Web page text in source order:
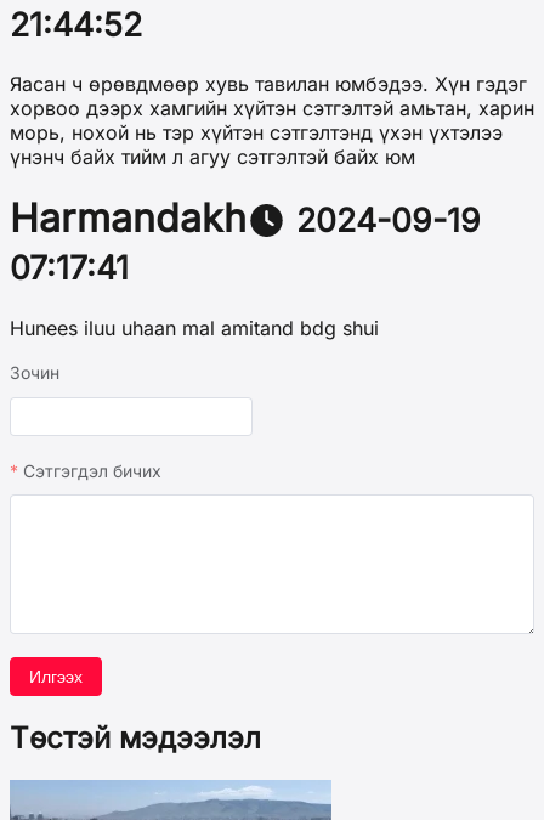
21:44:52
Яасан ч өрөвдмөөр хувь тавилан юмбэдээ. Хүн гэдэг
хорвоо дээрх хамгийн хүйтэн сэтгэлтэй амьтан, харин
морь, нохой нь тэр хүйтэн сэтгэлтэнд үхэн үхтэлээ
үнэнч байх тийм л агуу сэтгэлтэй байх юм
Harmandakh
2024-09-19
07:17:41
Hunees iluu uhaan mal amitand bdg shui
Зочин
Сэтгэгдэл бичих
Илгээх
Төстэй мэдээлэл